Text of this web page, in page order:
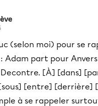
(selon moi) pour se
Adam part pour
[À] [dans]
[entre] [derrière]
à se rappeler